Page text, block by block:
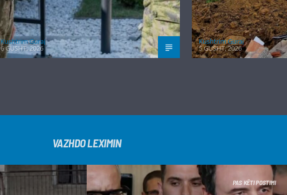
Kushtrim Guraj
6 GUSHT, 2026
Kushtrim Guraj
5 GUSHT, 2026
VAZHDO LEXIMIN
PAS KËTI POSTIMI